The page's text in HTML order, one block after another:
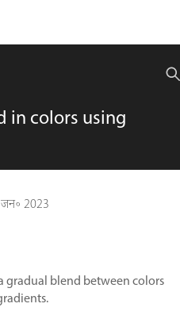
in colors using
2023
gradual blend between colors